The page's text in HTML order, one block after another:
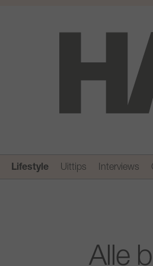
Lifestyle Uittips Interviews
Alle